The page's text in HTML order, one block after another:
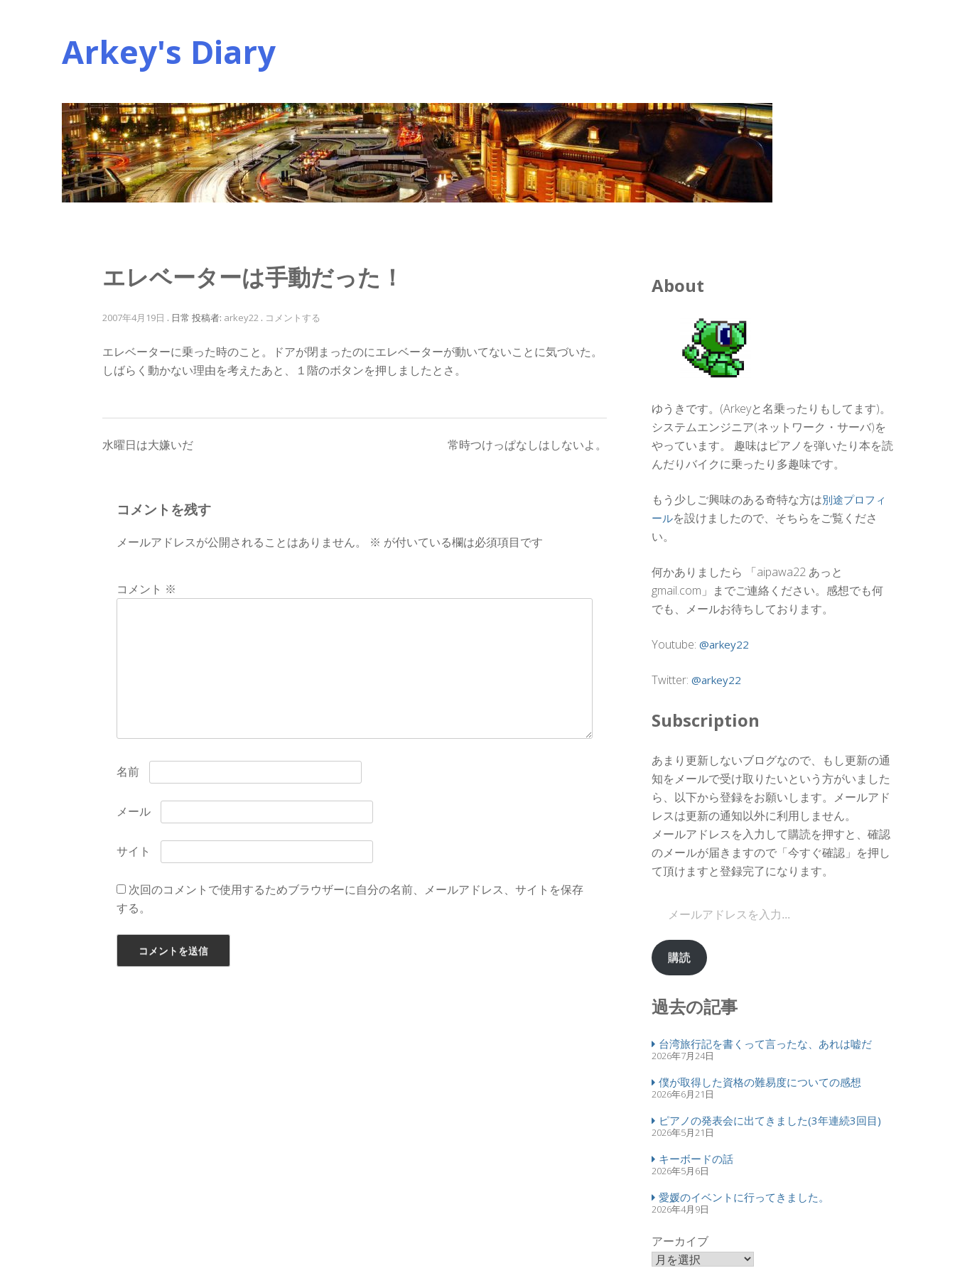
Arkey's Diary
エレベーターは手動だった！
2007年4月19日 . 日常 投稿者: arkey22 . コメントする
エレベーターに乗った時のこと。ドアが閉まったのにエレベーターが動いてないことに気づいた。
しばらく動かない理由を考えたあと、１階のボタンを押しましたとさ。
投
ナ
ー
水曜日は大嫌いだ 常時つけっぱなしはしないよ。
コメントを残す
メールアドレスが公開されることはありません。 ※ が付いている欄は必須項目です
コメント ※
名前
メール
サイト
次回のコメントで使用するためブラウザーに自分の名前、メールアドレス、サイトを保存
する。
About
ゆうきです。(Arkeyと名乗ったりもしてます)。
システムエンジニア(ネットワーク・サーバ)を
やっています。 趣味はピアノを弾いたり本を読
んだりバイクに乗ったり多趣味です。
もう少しご興味のある奇特な方は別途プロフィ
ールを設けましたので、そちらをご覧くださ
い。
何かありましたら 「aipawa22 あっと
gmail.com」までご連絡ください。感想でも何
でも、メールお待ちしております。
Youtube: @arkey22
Twitter: @arkey22
Subscription
あまり更新しないブログなので、もし更新の通
知をメールで受け取りたいという方がいました
ら、以下から登録をお願いします。メールアド
レスは更新の通知以外に利用しません。
メールアドレスを入力して購読を押すと、確認
のメールが届きますので「今すぐ確認」を押し
て頂けますと登録完了になります。
購読
過去の記事
台湾旅行記を書くって言ったな、あれは嘘だ
2026年7月24日
僕が取得した資格の難易度についての感想
2026年6月21日
ピアノの発表会に出てきました(3年連続3回目)
2026年5月21日
キーボードの話
2026年5月6日
愛媛のイベントに行ってきました。
2026年4月9日
アーカイブ